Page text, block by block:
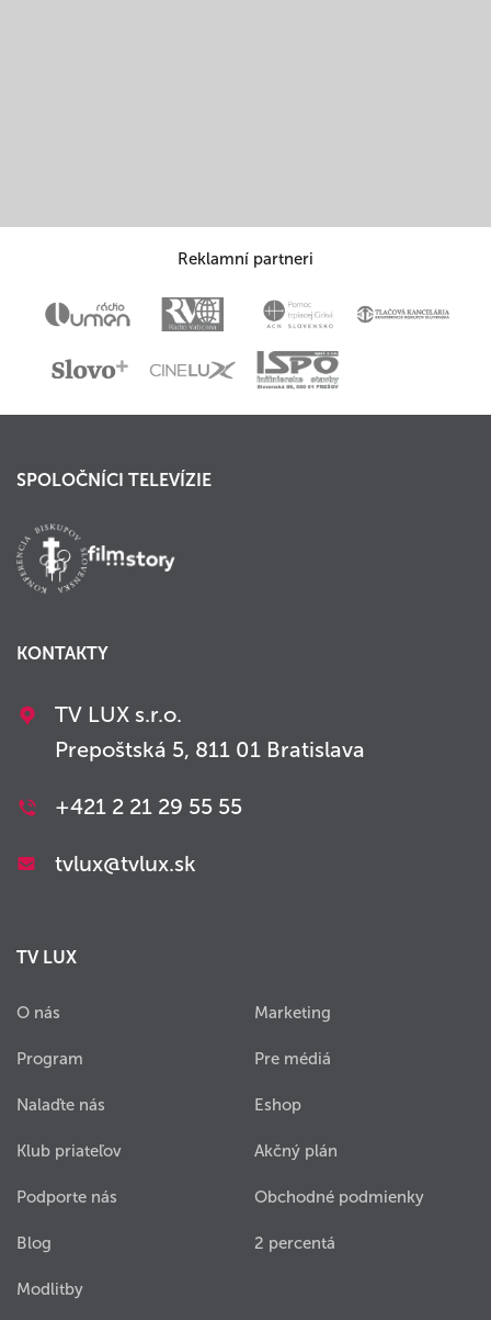
Reklamní partneri
SPOLOČNÍCI TELEVÍZIE
KONTAKTY
TV LUX s.r.o.
Prepoštská 5, 811 01 Bratislava
+421 2 21 29 55 55
tvlux@tvlux.sk
TV LUX
O nás
Program
Nalaďte nás
Klub priateľov
Podporte nás
Blog
Modlitby
Marketing
Pre médiá
Eshop
Akčný plán
Obchodné podmienky
2 percentá